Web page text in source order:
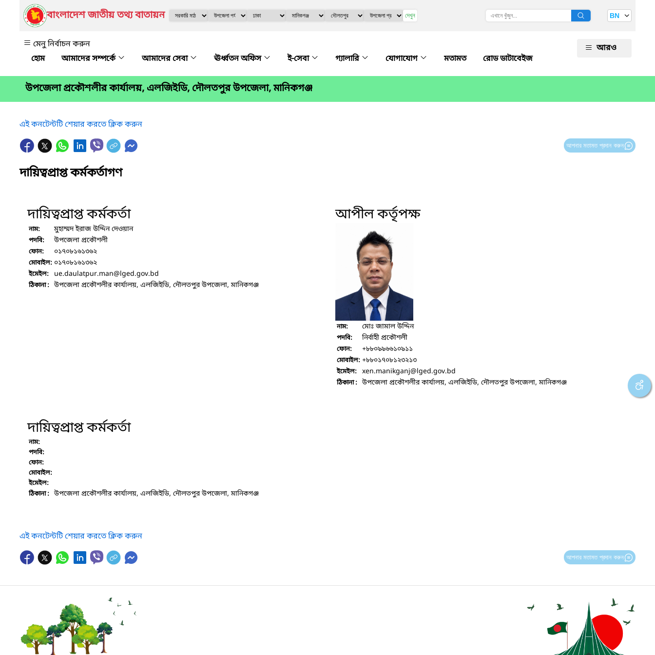
বাংলাদেশ জাতীয় তথ্য বাতায়ন দেখুন BN
মেনু নির্বাচন করুন
আমাদের সম্পর্কে
আমাদের সেবা ঊর্ধ্বতন অফিস ই-সেবা গ্যালারি যোগাযোগ মতামত রোড ডাটাবেইজ
আরও
উপজেলা প্রকৌশলীর কার্যালয়, এলজিইডি, দৌলতপুর উপজেলা, মানিকগঞ্জ
এই কনটেন্টটি শেয়ার করতে ক্লিক করুন
আপনার মতামত প্রদান করুন
দায়িত্বপ্রাপ্ত কর্মকর্তাগণ
দায়িত্বপ্রাপ্ত কর্মকর্তা
নাম: মুহাম্মদ ইরাজ উদ্দিন দেওয়ান
পদবি: উপজেলা প্রকৌশলী
ফোন: ০১৭০৮১৬১৩৬২
মোবাইল: ০১৭০৮১৬১৩৬২
ইমেইল: ue.daulatpur.man@lged.gov.bd
ঠিকানা : উপজেলা প্রকৌশলীর কার্যালয়, এলজিইডি, দৌলতপুর উপজেলা, মানিকগঞ্জ
আপীল কর্তৃপক্ষ
নাম: মোঃ জামাল উদ্দিন
পদবি: নির্বাহী প্রকৌশলী
ফোন: +৮৮০৯৯৬৬১০৯১১
মোবাইল: +৮৮০১৭০৮১২৩২১৩
ইমেইল: xen.manikganj@lged.gov.bd
ঠিকানা : উপজেলা প্রকৌশলীর কার্যালয়, এলজিইডি, দৌলতপুর উপজেলা, মানিকগঞ্জ
দায়িত্বপ্রাপ্ত কর্মকর্তা
নাম:
পদবি:
ফোন:
মোবাইল:
ইমেইল:
ঠিকানা : উপজেলা প্রকৌশলীর কার্যালয়, এলজিইডি, দৌলতপুর উপজেলা, মানিকগঞ্জ
এই কনটেন্টটি শেয়ার করতে ক্লিক করুন
আপনার মতামত প্রদান করুন